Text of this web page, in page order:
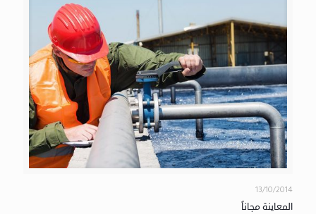
13/10/2014
المعاينة مجاناً